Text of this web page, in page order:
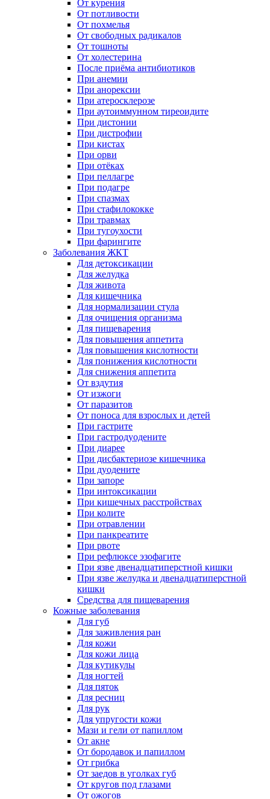
От курения
От потливости
От похмелья
От свободных радикалов
От тошноты
От холестерина
После приёма антибиотиков
При анемии
При анорексии
При атеросклерозе
При аутоиммунном тиреоидите
При дистонии
При дистрофии
При кистах
При орви
При отёках
При пеллагре
При подагре
При спазмах
При стафилококке
При травмах
При тугоухости
При фарингите
Заболевания ЖКТ
Для детоксикации
Для желудка
Для живота
Для кишечника
Для нормализации стула
Для очищения организма
Для пищеварения
Для повышения аппетита
Для повышения кислотности
Для понижения кислотности
Для снижения аппетита
От вздутия
От изжоги
От паразитов
От поноса для взрослых и детей
При гастрите
При гастродуодените
При диарее
При дисбактериозе кишечника
При дуодените
При запоре
При интоксикации
При кишечных расстройствах
При колите
При отравлении
При панкреатите
При рвоте
При рефлюксе эзофагите
При язве двенадцатиперстной кишки
При язве желудка и двенадцатиперстной
кишки
Средства для пищеварения
Кожные заболевания
Для губ
Для заживления ран
Для кожи
Для кожи лица
Для кутикулы
Для ногтей
Для пяток
Для ресниц
Для рук
Для упругости кожи
Мази и гели от папиллом
От акне
От бородавок и папиллом
От грибка
От заедов в уголках губ
От кругов под глазами
От ожогов